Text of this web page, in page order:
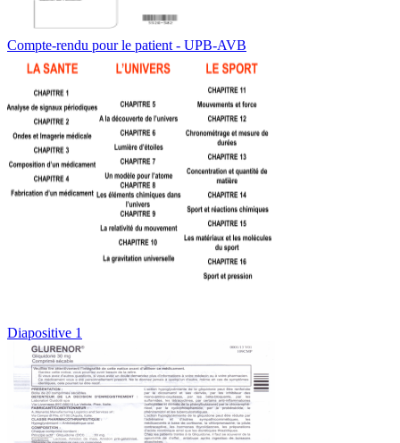
Compte-rendu pour le patient - UPB-AVB
Diapositive 1